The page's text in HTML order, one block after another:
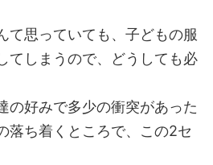
て思っていても、子どもの服
てしまうので、どうしても必
の好みで多少の衝突があった
落ち着くところで、この2セ